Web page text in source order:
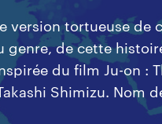
version tortueuse de
genre, de cette
du film Ju-on :
Shimizu. Nom